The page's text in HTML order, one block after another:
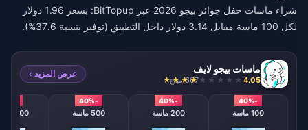
شراء ماسات حفل جوائز بيجو 2026
عبر BitTopup: بسعر 1.96 دولار
لكل 100 ماسة مقابل 3.14 دولار داخل التطبيق (توفير بنسبة 37.6%).
ماسات بيجو لايف
4.05 667 مباع
عرض المزيد ›
-40%
100 ماسة
-40%
200 ماسة
-40%
500 ماسة 1000 ألماس